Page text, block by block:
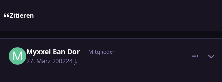
Zitieren
Myxxel Ban Dor Mitglieder
27. März 200224 J.